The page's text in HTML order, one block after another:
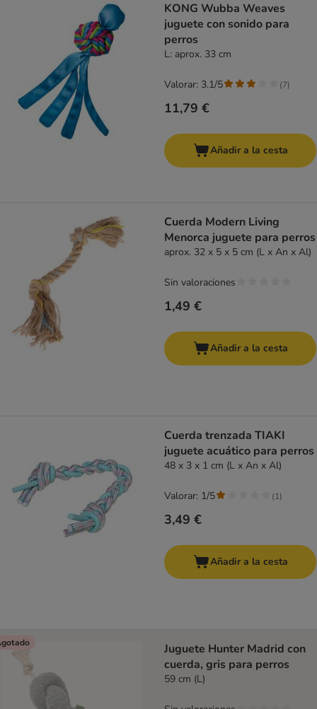
KONG Wubba Weaves
juguete con sonido para
perros
L: aprox. 33 cm
11,79 €
Valorar: 3.1/5 (7)
Añadir a la cesta
Cuerda Modern Living
Menorca juguete para perros
aprox. 32 x 5 x 5 cm (L x An x Al)
1,49 €
Sin valoraciones
Añadir a la cesta
Cuerda trenzada TIAKI
juguete acuático para perros
48 x 3 x 1 cm (L x An x Al)
3,49 €
Valorar: 1/5 (1)
Añadir a la cesta
Juguete Hunter Madrid con
cuerda, gris para perros
59 cm (L)